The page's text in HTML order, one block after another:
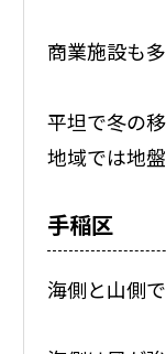
商業施設も
平坦で冬の
地域では地
手稲区
海側と山側